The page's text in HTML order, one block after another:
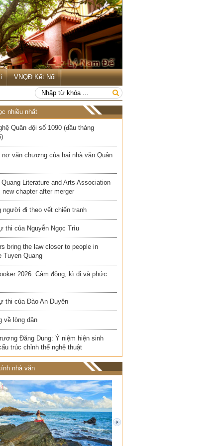
VNQĐ Kết Nối
nhiều nhất
Quân đội số 1090 (đầu tháng
nợ văn chương của hai nhà văn Quân
Literature and Arts Association
new chapter after merger
người đi theo vết chiến tranh
thi của Nguyễn Ngọc Trìu
bring the law closer to people in
Tuyen Quang
2026: Cảm động, kì dị và phức
thi của Đào An Duyên
về lòng dân
Đăng Dung: Ý niệm hiện sinh
trúc chỉnh thể nghệ thuật
nhà văn
next